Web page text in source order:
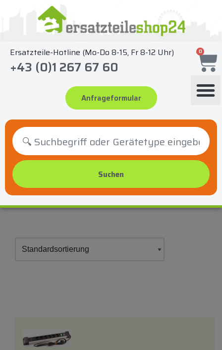
springen
Ersatzteile-Hotline (Mo-Do 8-15, Fr 8-12 Uhr)
+43 (0)1 267 67 60
Anfrageformular
0